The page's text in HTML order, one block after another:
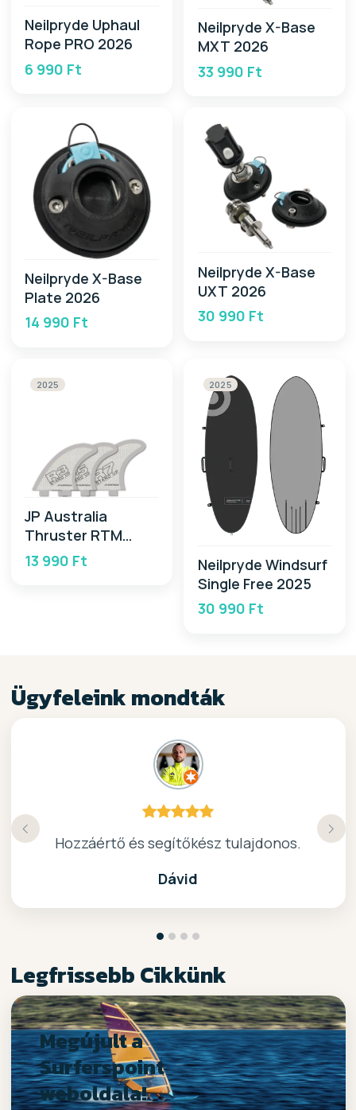
Neilpryde Uphaul
Rope PRO 2026
6 990 Ft
Neilpryde X-Base
MXT 2026
33 990 Ft
Neilpryde X-Base
Plate 2026
14 990 Ft
Neilpryde X-Base
UXT 2026
30 990 Ft
2025
JP Australia
Thruster RTM
Center Fin 2025
13 990 Ft
2025
Neilpryde Windsurf
Single Free 2025
30 990 Ft
Ügyfeleink mondták
Hozzáértő és segítőkész tulajdonos.
Dávid
kiváló surf-ös bolt .. ajánlom!
Nagyon kedves elado, jo kis bolt :)
Köszönöm a gyors, barátságos kiszolgálast.
Legfrissebb Cikkünk
Megújult a
Surferspoint
weboldala!